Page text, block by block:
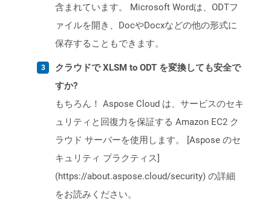
含まれています。 Microsoft Wordは、ODTフ
ァイルを開き、DocやDocxなどの他の形式に
保存することもできます。
クラウドで XLSM to ODT を変換しても安全で
すか?
もちろん！ Aspose Cloud は、サービスのセキ
ュリティと回復力を保証する Amazon EC2 ク
ラウド サーバーを使用します。 [Aspose のセ
キュリティ プラクティス]
(https://about.aspose.cloud/security) の詳細
をお読みください。